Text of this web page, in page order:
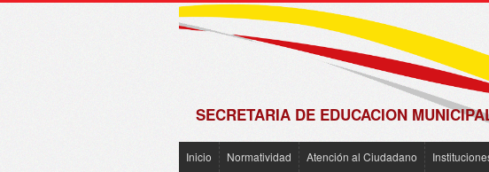
SECRETARIA DE EDUCACION
Inicio Normatividad Atención al Ciudadano
de